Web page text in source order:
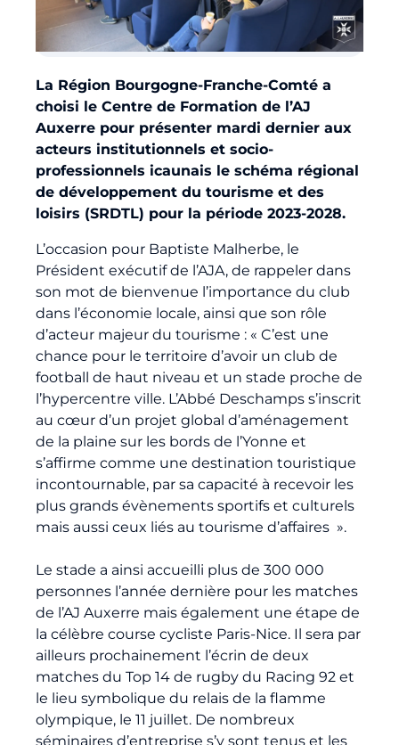
Billetterie
La Région Bourgogne-Franche-Comté a
choisi le Centre de Formation de l’AJ
Auxerre pour présenter mardi dernier aux
acteurs institutionnels et socio-
professionnels icaunais le schéma régional
de développement du tourisme et des
loisirs (SRDTL) pour la période 2023-2028.
L’occasion pour Baptiste Malherbe, le
Président exécutif de l’AJA, de rappeler dans
son mot de bienvenue l’importance du club
dans l’économie locale, ainsi que son rôle
d’acteur majeur du tourisme : « C’est une
chance pour le territoire d’avoir un club de
football de haut niveau et un stade proche de
l’hypercentre ville. L’Abbé Deschamps s’inscrit
au cœur d’un projet global d’aménagement
de la plaine sur les bords de l’Yonne et
s’affirme comme une destination touristique
incontournable, par sa capacité à recevoir les
plus grands évènements sportifs et culturels
mais aussi ceux liés au tourisme d’affaires ».
Le stade a ainsi accueilli plus de 300 000
personnes l’année dernière pour les matches
de l’AJ Auxerre mais également une étape de
la célèbre course cycliste Paris-Nice. Il sera par
ailleurs prochainement l’écrin de deux
matches du Top 14 de rugby du Racing 92 et
le lieu symbolique du relais de la flamme
olympique, le 11 juillet. De nombreux
séminaires d’entreprise s’y sont tenus et les